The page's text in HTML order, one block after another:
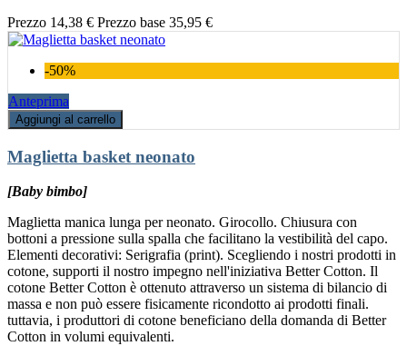
Prezzo 14,38 € Prezzo base 35,95 €
-50%
Anteprima
Aggiungi al carrello
Maglietta basket neonato
[Baby bimbo]
Maglietta manica lunga per neonato. Girocollo. Chiusura con
bottoni a pressione sulla spalla che facilitano la vestibilità del capo.
Elementi decorativi: Serigrafia (print). Scegliendo i nostri prodotti in
cotone, supporti il nostro impegno nell'iniziativa Better Cotton. Il
cotone Better Cotton è ottenuto attraverso un sistema di bilancio di
massa e non può essere fisicamente ricondotto ai prodotti finali.
tuttavia, i produttori di cotone beneficiano della domanda di Better
Cotton in volumi equivalenti.